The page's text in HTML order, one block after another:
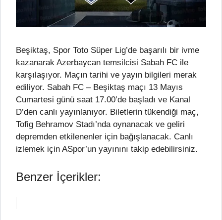
Beşiktaş, Spor Toto Süper Lig’de başarılı bir ivme
kazanarak Azerbaycan temsilcisi Sabah FC ile
karşılaşıyor. Maçın tarihi ve yayın bilgileri merak
ediliyor. Sabah FC – Beşiktaş maçı 13 Mayıs
Cumartesi günü saat 17.00’de başladı ve Kanal
D’den canlı yayınlanıyor. Biletlerin tükendiği maç,
Tofig Behramov Stadı’nda oynanacak ve geliri
depremden etkilenenler için bağışlanacak. Canlı
izlemek için ASpor’un yayınını takip edebilirsiniz.
Benzer İçerikler: